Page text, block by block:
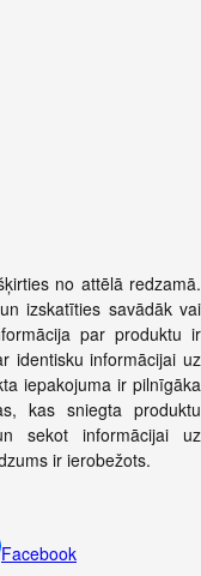
no attēlā redzamā.
izskatīties savādāk vai
par produktu ir
identisku informācijai uz
iepakojuma ir pilnīgāka
kas sniegta produktu
sekot informācijai uz
ir ierobežots.
Facebook